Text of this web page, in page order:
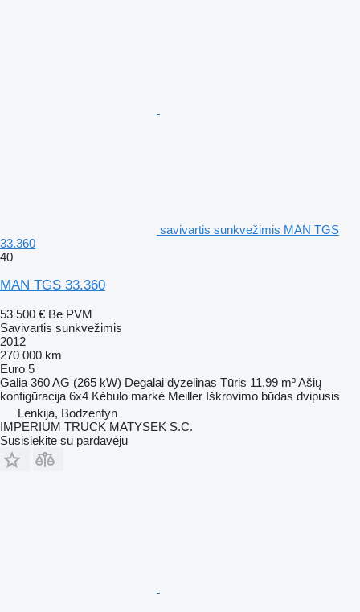
savivartis sunkvežimis MAN TGS
33.360
40
MAN TGS 33.360
53 500 € Be PVM
Savivartis sunkvežimis
2012
270 000 km
Euro 5
Galia 360 AG (265 kW) Degalai dyzelinas Tūris 11,99 m³Ašių
konfigūracija 6x4 Kėbulo markė Meiller Iškrovimo būdas dvipusis
Lenkija, Bodzentyn
IMPERIUM TRUCK MATYSEK S.C.
Susisiekite su pardavėju